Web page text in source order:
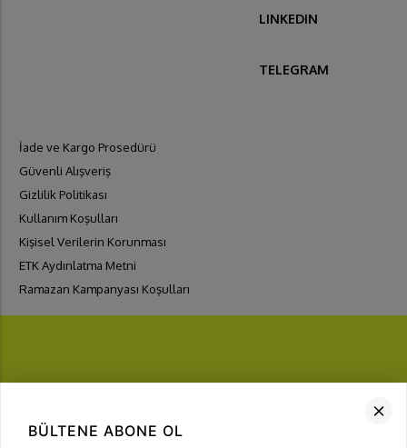
LINKEDIN
TELEGRAM
İade ve Kargo Prosedürü
Güvenli Alışveriş
Gizlilik Politikası
Kullanım Koşulları
Kişisel Verilerin Korunması
ETK Aydınlatma Metni
Ramazan Kampanyası Koşulları
FIRSATLARI YAKALA
BÜLTENE ABONE OL